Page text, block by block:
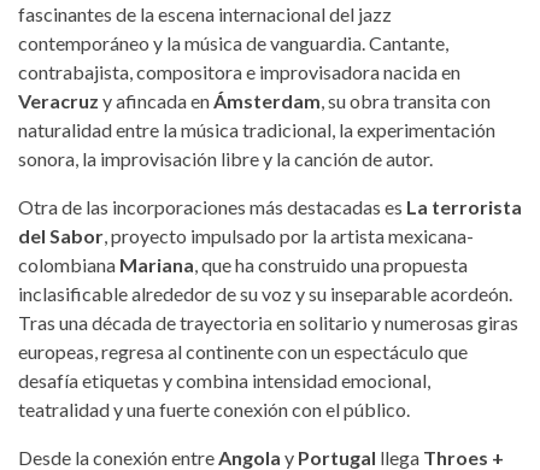
fascinantes de la escena internacional del jazz
contemporáneo y la música de vanguardia. Cantante,
contrabajista, compositora e improvisadora nacida en
Veracruz y afincada enÁmsterdam, su obra transita con
naturalidad entre la música tradicional, la experimentación
sonora, la improvisación libre y la canción de autor.
Otra de las incorporaciones más destacadas es La terrorista
del Sabor, proyecto impulsado por la artista mexicana-
colombiana Mariana, que ha construido una propuesta
inclasificable alrededor de su voz y su inseparable acordeón.
Tras una década de trayectoria en solitario y numerosas giras
europeas, regresa al continente con un espectáculo que
desafía etiquetas y combina intensidad emocional,
teatralidad y una fuerte conexión con el público.
Desde la conexión entreAngola y Portugal llega Throes +